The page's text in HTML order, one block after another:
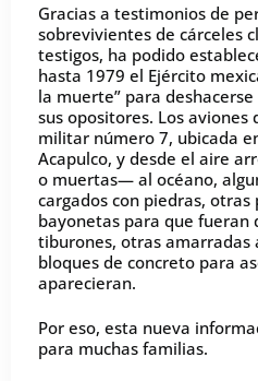
Gracias a testimonios de
sobrevivientes de cárceles
testigos, ha podido
hasta 1979 el Ejército
la muerte” para
sus opositores. Los aviones
militar número 7, ubicada
Acapulco, y desde el aire
o muertas— al océano,
cargados con piedras, otras
bayonetas para que fueran
tiburones, otras amarradas
bloques de concreto para
aparecieran.
Por eso, esta nueva
para muchas familias.